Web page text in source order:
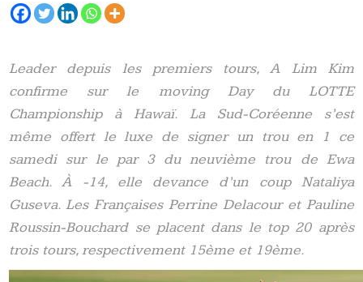
Leader depuis les premiers tours, A Lim Kim
confirme sur le moving Day du LOTTE
Championship à Hawaï. La Sud-Coréenne s’est
même offert le luxe de signer un trou en 1 ce
samedi sur le par 3 du neuvième trou de Ewa
Beach. À -14, elle devance d’un coup Nataliya
Guseva. Les Françaises Perrine Delacour et Pauline
Roussin-Bouchard se placent dans le top 20 après
trois tours, respectivement 15ème et 19ème.